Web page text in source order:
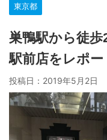
東京都
巣鴨駅から徒歩
駅前店をレポー
投稿日： 2019年5月2日